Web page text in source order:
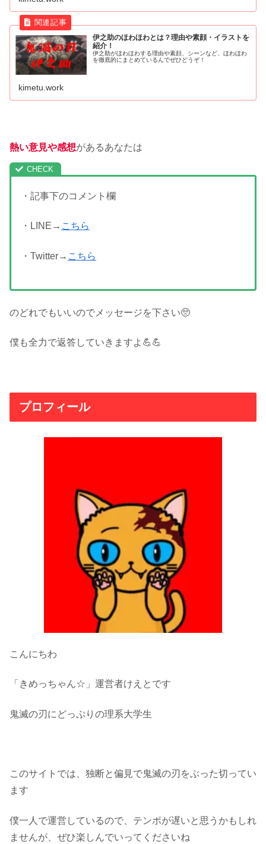
伊之助のほわほわとは？理由や素顔・イラストを
紹介！
伊之助がほわほわする理由や素顔、シーンなど、ほわほわ
を徹底的にまとめているんでぜひどうぞ！
kimetu.work
熱い意見や感想があるあなたは
・記事下のコメント欄
・LINE→ こちら
・Twitter→ こちら
のどれでもいいのでメッセージを下さい🥺
僕も全力で返答していきますよ💪💪
プロフィール
こんにちわ
「きめっちゃん☆」運営者けえとです
鬼滅の刃にどっぷりの理系大学生
このサイトでは、独断と偏見で鬼滅の刃をぶった切ってい
ます
僕一人で運営しているので、テンポが遅いと思うかもしれ
ませんが、ぜひ楽しんでいってくださいね